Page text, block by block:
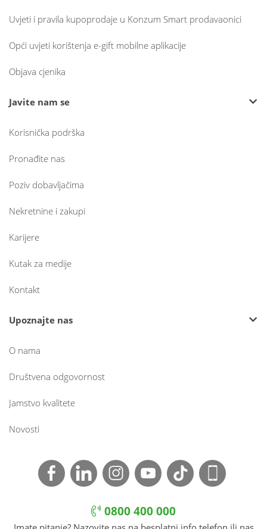
Uvjeti i pravila kupoprodaje u Konzum Smart prodavaonici
Opći uvjeti korištenja e-gift mobilne aplikacije
Objava cjenika
Javite nam se
Korisnička podrška
Pronađite nas
Poziv dobavljačima
Nekretnine i zakupi
Karijere
Kutak za medije
Kontakt
Upoznajte nas
O nama
Društvena odgovornost
Jamstvo kvalitete
Novosti
0800 400 000